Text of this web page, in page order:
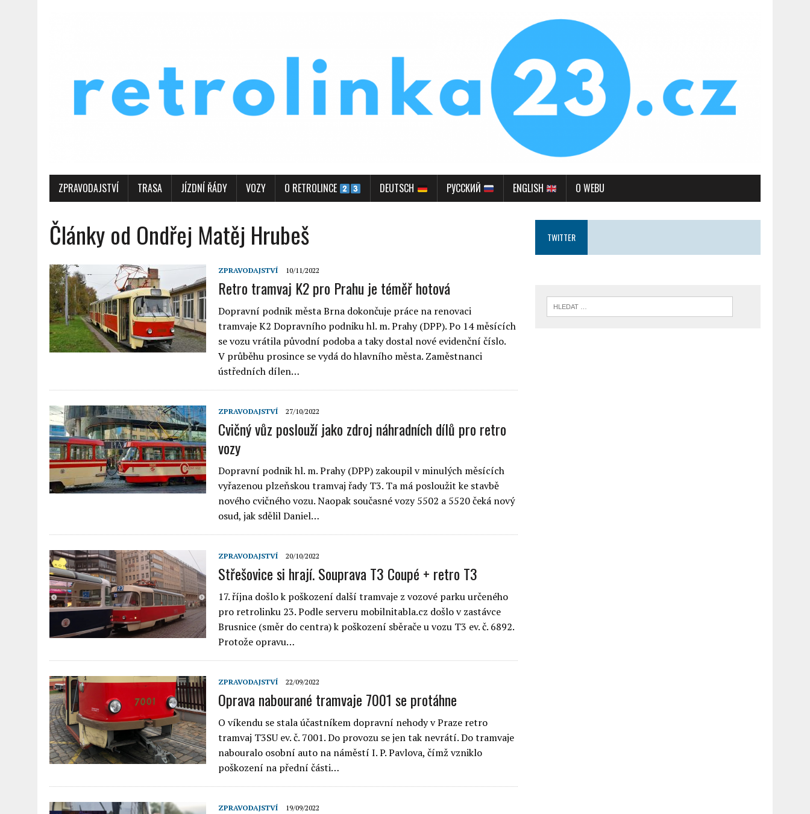
ZPRAVODAJSTVÍ TRASA JÍZDNÍ ŘÁDY VOZY O RETROLINCE DEUTSCH РУССКИЙ ENGLISH O WEBU
Články od Ondřej Matěj Hrubeš
ZPRAVODAJSTVÍ 10/11/2022
Retro tramvaj K2 pro Prahu je téměř hotová
Dopravní podnik města Brna dokončuje práce na renovaci
tramvaje K2 Dopravního podniku hl. m. Prahy (DPP). Po 14 měsících
se vozu vrátila původní podoba a taky dostal nové evidenční číslo.
V průběhu prosince se vydá do hlavního města. Zaměstnanci
ústředních dílen…
ZPRAVODAJSTVÍ 27/10/2022
Cvičný vůz poslouží jako zdroj náhradních dílů pro retro
vozy
Dopravní podnik hl. m. Prahy (DPP) zakoupil v minulých měsících
vyřazenou plzeňskou tramvaj řady T3. Ta má posloužit ke stavbě
nového cvičného vozu. Naopak současné vozy 5502 a 5520 čeká nový
osud, jak sdělil Daniel…
ZPRAVODAJSTVÍ 20/10/2022
Střešovice si hrají. Souprava T3 Coupé + retro T3
17. října došlo k poškození další tramvaje z vozové parku určeného
pro retrolinku 23. Podle serveru mobilnitabla.cz došlo v zastávce
Brusnice (směr do centra) k poškození sběrače u vozu T3 ev. č. 6892.
Protože opravu…
ZPRAVODAJSTVÍ 22/09/2022
Oprava nabourané tramvaje 7001 se protáhne
O víkendu se stala účastníkem dopravní nehody v Praze retro
tramvaj T3SU ev. č. 7001. Do provozu se jen tak nevrátí. Do tramvaje
nabouralo osobní auto na náměstí I. P. Pavlova, čímž vzniklo
poškození na přední části…
ZPRAVODAJSTVÍ 19/09/2022
TWITTER